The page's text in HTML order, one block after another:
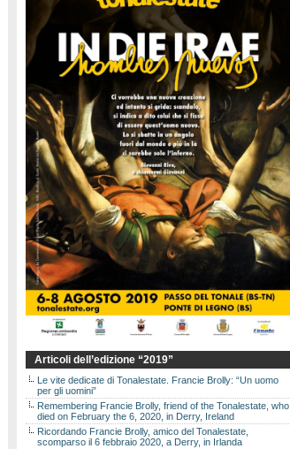
Articoli dell’edizione “2019”
Le vite dedicate di Tonalestate. Francie Brolly: “Un uomo
per gli uomini”
Remembering Francie Brolly, friend of the Tonalestate, who
died on February the 6, 2020, in Derry, Ireland
Ricordando Francie Brolly, amico del Tonalestate,
scomparso il 6 febbraio 2020, a Derry, in Irlanda